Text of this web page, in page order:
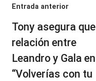
Navegación
de
entradas
Entrada anterior
Tony asegura que
relación entre
Leandro y Gala en
“Volverías con tu